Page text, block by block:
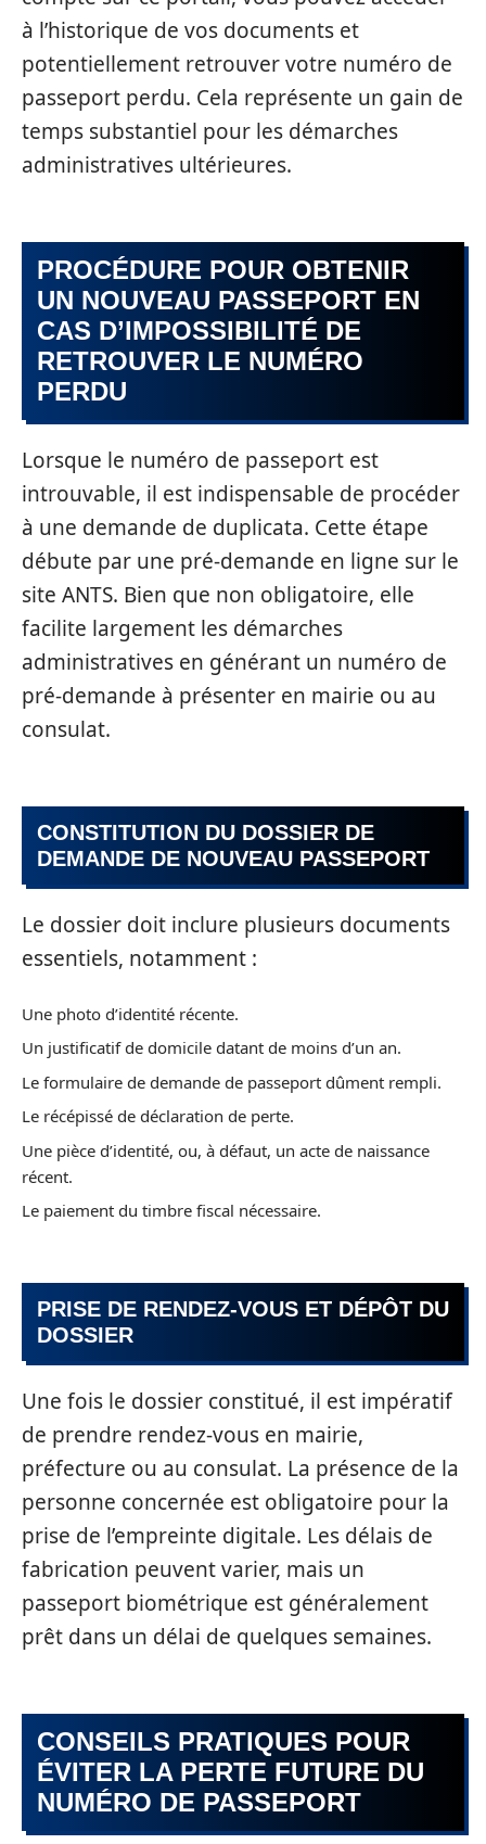
à l’historique de vos documents et
potentiellement retrouver votre numéro de
passeport perdu. Cela représente un gain de
temps substantiel pour les démarches
administratives ultérieures.
PROCÉDURE POUR OBTENIR
UN NOUVEAU PASSEPORT EN
CAS D’IMPOSSIBILITÉ DE
RETROUVER LE NUMÉRO
PERDU
Lorsque le numéro de passeport est
introuvable, il est indispensable de procéder
à une demande de duplicata. Cette étape
débute par une pré-demande en ligne sur le
site ANTS. Bien que non obligatoire, elle
facilite largement les démarches
administratives en générant un numéro de
pré-demande à présenter en mairie ou au
consulat.
CONSTITUTION DU DOSSIER DE
DEMANDE DE NOUVEAU PASSEPORT
Le dossier doit inclure plusieurs documents
essentiels, notamment :
Une photo d’identité récente.
Un justificatif de domicile datant de moins d’un an.
Le formulaire de demande de passeport dûment rempli.
Le récépissé de déclaration de perte.
Une pièce d’identité, ou, à défaut, un acte de naissance
récent.
Le paiement du timbre fiscal nécessaire.
PRISE DE RENDEZ-VOUS ET DÉPÔT DU
DOSSIER
Une fois le dossier constitué, il est impératif
de prendre rendez-vous en mairie,
préfecture ou au consulat. La présence de la
personne concernée est obligatoire pour la
prise de l’empreinte digitale. Les délais de
fabrication peuvent varier, mais un
passeport biométrique est généralement
prêt dans un délai de quelques semaines.
CONSEILS PRATIQUES POUR
ÉVITER LA PERTE FUTURE DU
NUMÉRO DE PASSEPORT